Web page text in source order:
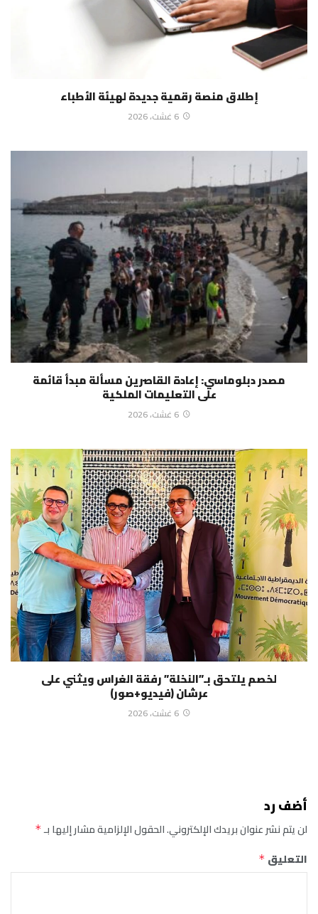
إطلاق منصة رقمية جديدة لهيئة الأطباء
6 غشت، 2026
مصدر دبلوماسي: إعادة القاصرين مسألة مبدأ قائمة
على التعليمات الملكية
6 غشت، 2026
لخصم يلتحق بـ”النخلة” رفقة الغراس ويثني على
عرشان (فيديو+صور)
6 غشت، 2026
أضف رد
لن يتم نشر عنوان بريدك الإلكتروني.الحقول الإلزامية مشار إليها بـ*
التعليق *